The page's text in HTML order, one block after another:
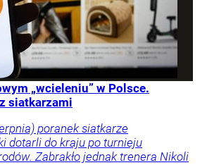
„wcieleniu” w Polsce.
siatkarzami
poranek siatkarze
dotarli do kraju po turnieju
Zabrakło jednak trenera Nikoli